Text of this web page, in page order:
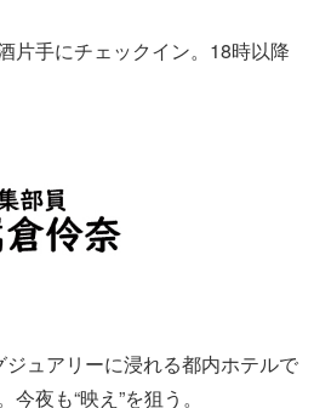
片手にチェックイン。18時以降
ュアリーに浸れる都内ホテルで
夜も“映え”を狙う。